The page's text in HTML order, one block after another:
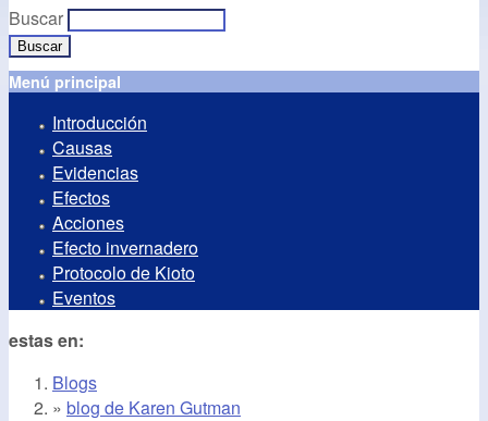
Buscar
Menú principal
Introducción
Causas
Evidencias
Efectos
Acciones
Efecto invernadero
Protocolo de Kioto
Eventos
estas en:
Blogs
» blog de Karen Gutman